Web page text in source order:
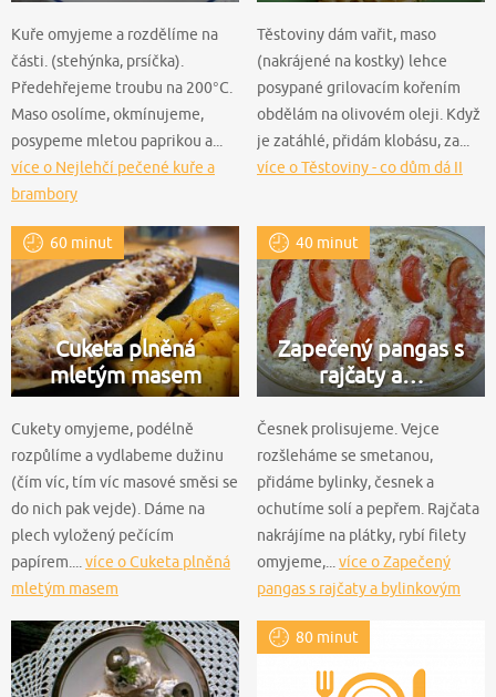
Kuře omyjeme a rozdělíme na
části. (stehýnka, prsíčka).
Předehřejeme troubu na 200°C.
Maso osolíme, okmínujeme,
posypeme mletou paprikou a...
více o Nejlehčí pečené kuře a
brambory
Těstoviny dám vařit, maso
(nakrájené na kostky) lehce
posypané grilovacím kořením
obdělám na olivovém oleji. Když
je zatáhlé, přidám klobásu, za...
více o Těstoviny - co dům dá II
60 minut
Cuketa plněná
mletým masem
Cukety omyjeme, podélně
rozpůlíme a vydlabeme dužinu
(čím víc, tím víc masové směsi se
do nich pak vejde). Dáme na
plech vyložený pečícím
papírem.... více o Cuketa plněná
mletým masem
40 minut
Zapečený pangas s
rajčaty a…
Česnek prolisujeme. Vejce
rozšleháme se smetanou,
přidáme bylinky, česnek a
ochutíme solí a pepřem. Rajčata
nakrájíme na plátky, rybí filety
omyjeme,... více o Zapečený
pangas s rajčaty a bylinkovým
80 minut